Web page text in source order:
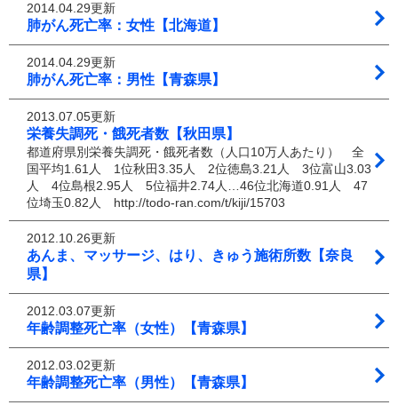
2014.04.29更新
肺がん死亡率：女性【北海道】
2014.04.29更新
肺がん死亡率：男性【青森県】
2013.07.05更新
栄養失調死・餓死者数【秋田県】
都道府県別栄養失調死・餓死者数（人口10万人あたり） 全
国平均1.61人 1位秋田3.35人 2位徳島3.21人 3位富山3.03
人 4位島根2.95人 5位福井2.74人…46位北海道0.91人 47
位埼玉0.82人 http://todo-ran.com/t/kiji/15703
2012.10.26更新
あんま、マッサージ、はり、きゅう施術所数【奈良
県】
2012.03.07更新
年齢調整死亡率（女性）【青森県】
2012.03.02更新
年齢調整死亡率（男性）【青森県】